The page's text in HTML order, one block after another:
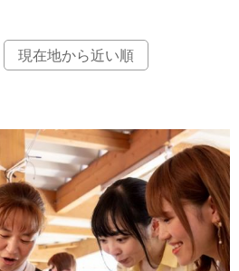
現在地から近い順